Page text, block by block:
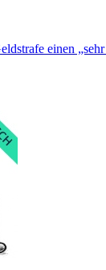
einen